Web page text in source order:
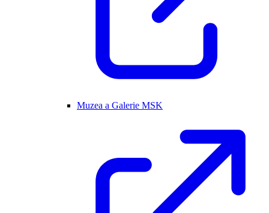
Muzea a Galerie MSK